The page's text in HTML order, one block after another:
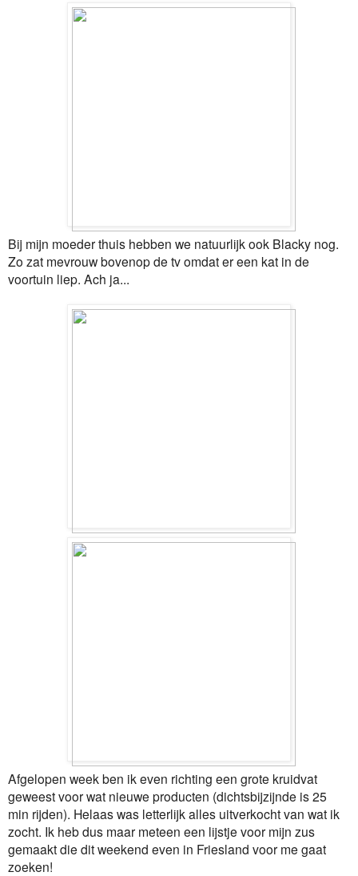
Bij mijn moeder thuis hebben we natuurlijk ook Blacky nog.
Zo zat mevrouw bovenop de tv omdat er een kat in de
voortuin liep. Ach ja...
Afgelopen week ben ik even richting een grote kruidvat
geweest voor wat nieuwe producten (dichtsbijzijnde is 25
min rijden). Helaas was letterlijk alles uitverkocht van wat ik
zocht. Ik heb dus maar meteen een lijstje voor mijn zus
gemaakt die dit weekend even in Friesland voor me gaat
zoeken!